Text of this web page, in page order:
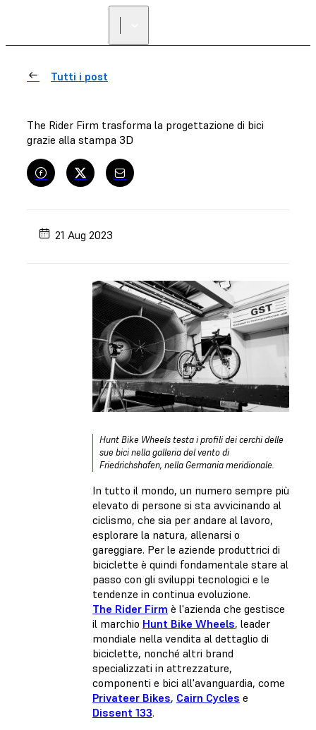
Tutti i post
The Rider Firm trasforma la progettazione di bici
grazie alla stampa 3D
21 Aug 2023
Hunt Bike Wheels testa i profili dei cerchi delle
sue bici nella galleria del vento di
Friedrichshafen, nella Germania meridionale.
In tutto il mondo, un numero sempre più
elevato di persone si sta avvicinando al
ciclismo, che sia per andare al lavoro,
esplorare la natura, allenarsi o
gareggiare. Per le aziende produttrici di
biciclette è quindi fondamentale stare al
passo con gli sviluppi tecnologici e le
tendenze in continua evoluzione.
The Rider Firm è l'azienda che gestisce
il marchio Hunt Bike Wheels, leader
mondiale nella vendita al dettaglio di
biciclette, nonché altri brand
specializzati in attrezzature,
componenti e bici all'avanguardia, come
Privateer Bikes, Cairn Cycles e
Dissent 133.